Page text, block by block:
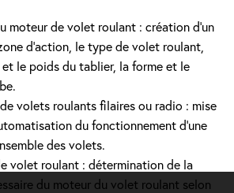
moteur de volet roulant : création d'un
d’action, le type de volet roulant,
et le poids du tablier, la forme et le
volets roulants filaires ou radio : mise
du fonctionnement d’une
des volets.
volet roulant : détermination de la
du moteur du volet roulant selon